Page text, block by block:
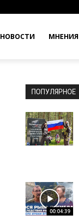
НОВОСТИ МНЕНИЯ
ПОПУЛЯРНОЕ
00:04:39